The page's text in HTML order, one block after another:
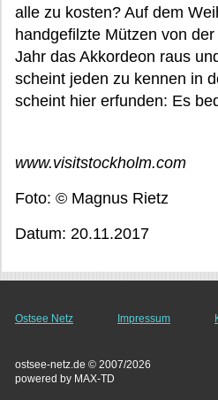
alle zu kosten? Auf dem
handgefilzte Mützen von
Jahr das Akkordeon raus
scheint jeden zu kennen in
scheint hier erfunden: Es
www.visitstockholm.com
Foto: © Magnus Rietz
Datum: 20.11.2017
Ostsee Netz Impressum
ostsee-netz.de © 2007/2026
powered by MAX-TD